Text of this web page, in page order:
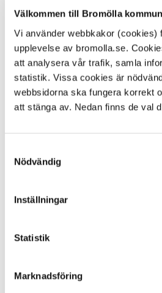
Välkommen till Bromölla
Vi använder webbkakor (cookies)
upplevelse av bromolla.se.
att analysera vår trafik, samla
statistik. Vissa cookies är
webbsidorna ska fungera korrekt
att stänga av. Nedan finns de val
Nödvändig
Inställningar
Statistik
Marknadsföring
Alla platser
KONTAKT
Besöksadress
Postadress
Box 18, 295 21 Bromölla